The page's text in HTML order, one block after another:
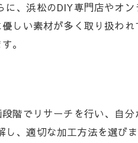
活
ン
、浜松のDIY専門店やオ
しい素材が多く取り扱われ
。
階でリサーチを行い、自
、適切な加工方法を選び